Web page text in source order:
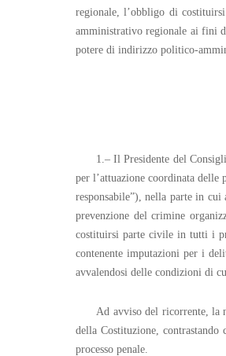
regionale, l’obbligo di
amministrativo regionale ai fini
potere di indirizzo politico-
1.– Il Presidente del
per l’attuazione coordinata
responsabile”), nella parte in
prevenzione del crimine
costituirsi parte civile in tutti i
contenente imputazioni per i
avvalendosi delle condizioni di
Ad avviso del ricorrente, la
della Costituzione,
processo penale.